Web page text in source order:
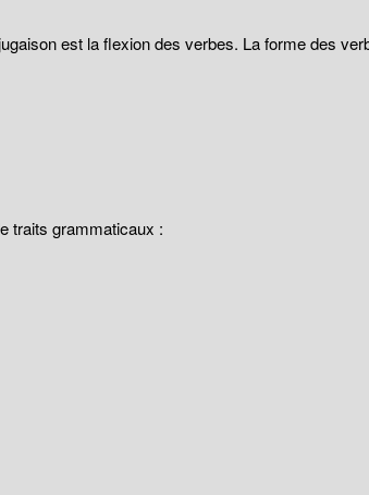
est la flexion des verbes. La forme des
traits grammaticaux :